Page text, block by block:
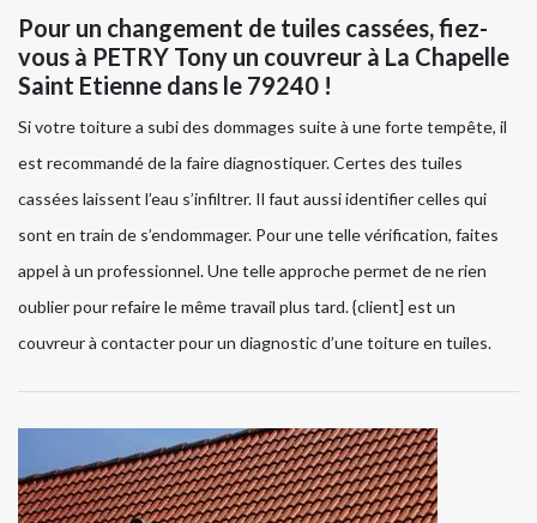
Pour un changement de tuiles cassées, fiez-
vous à PETRY Tony un couvreur à La Chapelle
Saint Etienne dans le 79240 !
Si votre toiture a subi des dommages suite à une forte tempête, il
est recommandé de la faire diagnostiquer. Certes des tuiles
cassées laissent l’eau s’infiltrer. Il faut aussi identifier celles qui
sont en train de s’endommager. Pour une telle vérification, faites
appel à un professionnel. Une telle approche permet de ne rien
oublier pour refaire le même travail plus tard. {client] est un
couvreur à contacter pour un diagnostic d’une toiture en tuiles.